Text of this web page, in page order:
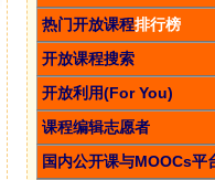
热门开放课程排行榜
开放课程搜索
开放利用(For You)
课程编辑志愿者
国内公开课与MOOCs平